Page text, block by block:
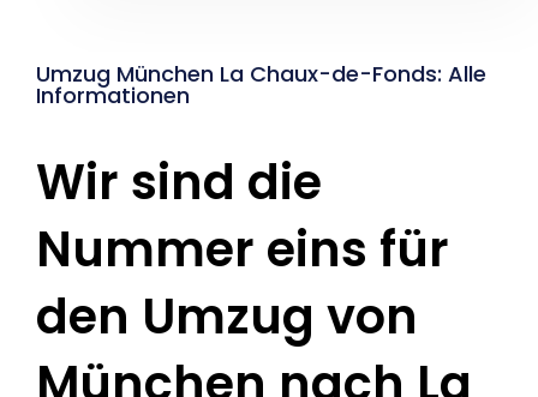
Umzug München La Chaux-de-Fonds: Alle
Informationen
Wir sind die
Nummer eins für
den Umzug von